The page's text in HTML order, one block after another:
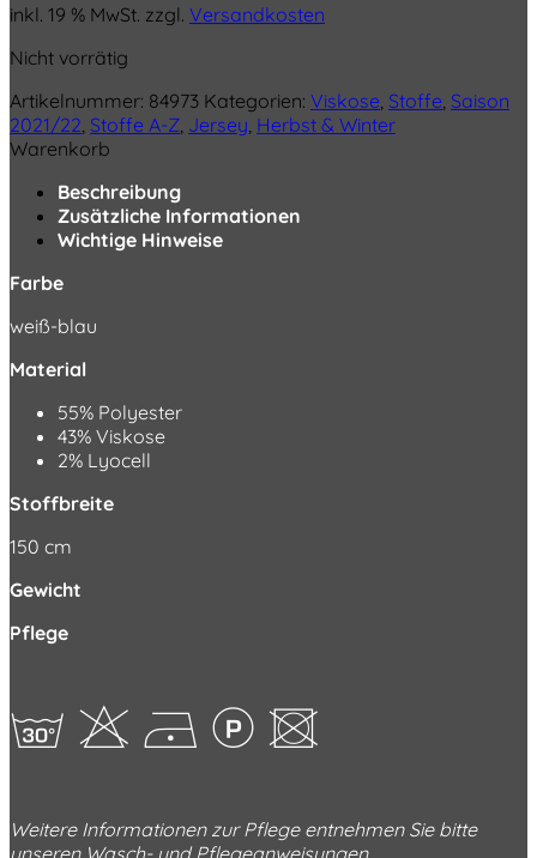
inkl. 19 % MwSt. zzgl. Versandkosten
Nicht vorrätig
Artikelnummer: 84973 Kategorien: Viskose Stoffe Saison
2021/22 Stoffe A-Z Jersey Herbst & Winter
Warenkorb
Beschreibung
Zusätzliche Informationen
Wichtige Hinweise
Farbe
weiß-blau
Material
55% Polyester
43% Viskose
2% Lyocell
Stoffbreite
150 cm
Gewicht
Pflege
gHDLU
Weitere Informationen zur Pflege entnehmen Sie bitte
unseren Wasch- und Pflegeanweisungen.